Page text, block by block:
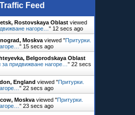
Feed
Rostovskaya Oblast viewed
нагоре…" 13 secs ago
Moskva viewed "Притурки.
" 16 secs ago
Belgorodskaya Oblast
за придвижване нагоре…"23 secs
England viewed "Притурки.
"23 secs ago
Moskva viewed "Притурки.
"24 secs ago